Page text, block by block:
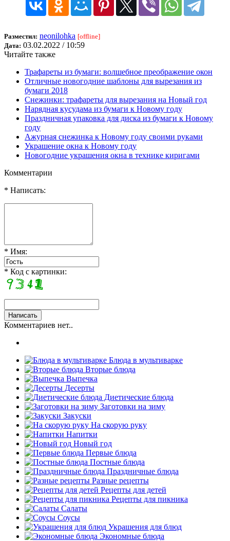
Разместил: neonilohka [offline]
Дата: 03.02.2022 / 10:59
Читайте также
Трафареты из бумаги: волшебное преображение окон
Отличные новогодние шаблоны для вырезания из
бумаги 2018
Снежинки: трафареты для вырезания на Новый год
Нарядная кусудама из бумаги к Новому году
Праздничная упаковка для диска из бумаги к Новому
году
Ажурная снежинка к Новому году своими руками
Украшение окна к Новому году
Новогодние украшения окна в технике киригами
Комментарии
* Написать:
* Имя:
* Код с картинки:
Комментариев нет..
Блюда в мультиварке
Вторые блюда
Выпечка
Десерты
Диетические блюда
Заготовки на зиму
Закуски
На скорую руку
Напитки
Новый год
Первые блюда
Постные блюда
Праздничные блюда
Разные рецепты
Рецепты для детей
Рецепты для пикника
Салаты
Соусы
Украшения для блюд
Экономные блюда